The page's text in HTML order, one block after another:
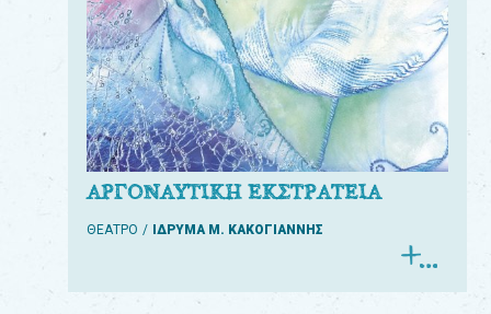
ΑΡΓΟΝΑΥΤΙΚΗ ΕΚΣΤΡΑΤΕΙΑ
ΘΕΑΤΡΟ ΙΔΡΥΜΑ Μ. ΚΑΚΟΓΙΑΝΝΗΣ